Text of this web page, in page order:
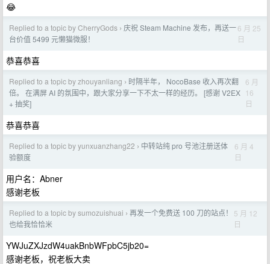
😂
Replied to a topic by CherryGods › 庆祝 Steam Machine 发布，再送一
台价值 5499 元懒猫微服！
6 月 25
日
恭喜恭喜
Replied to a topic by zhouyanliang › 时隔半年， NocoBase 收入再次翻
倍。 在满屏 AI 的氛围中，跟大家分享一下不太一样的经历。 [感谢 V2EX
+ 抽奖]
6 月
16
日
恭喜恭喜
Replied to a topic by yunxuanzhang22 › 中转站纯 pro 号池注册送体
验额度
6 月 4
日
用户名：Abner
感谢老板
Replied to a topic by sumozuishuai › 再发一个免费送 100 刀的站点！
也给我恰恰米
5 月 12
日
YWJuZXJzdW4uakBnbWFpbC5jb20=
感谢老板，祝老板大卖